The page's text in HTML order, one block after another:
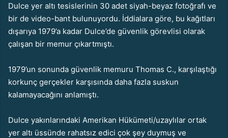
Dulce yer altı tesislerinin 30 adet siyah-beyaz fotoğrafı ve
bir de video-bant bulunuyordu. İddialara göre, bu kağıtları
dışarıya 1979’a kadar Dulce’de güvenlik görevlisi olarak
çalışan bir memur çıkartmıştı.
1979’un sonunda güvenlik memuru Thomas C., karşılaştığı
korkunç gerçekler karşısında daha fazla suskun
kalamayacağını anlamıştı.
Dulce yakınlarındaki Amerikan Hükümeti/uzaylılar ortak
yer altı üssünde rahatsız edici çok şey duymuş ve